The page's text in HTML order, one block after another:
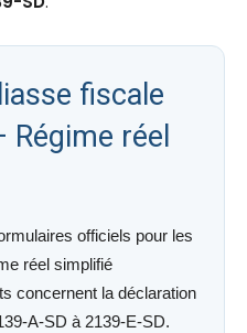
fiscale
réel
officiels pour les
réel simplifié
concernent la déclaration
A-SD à 2139-E-SD.